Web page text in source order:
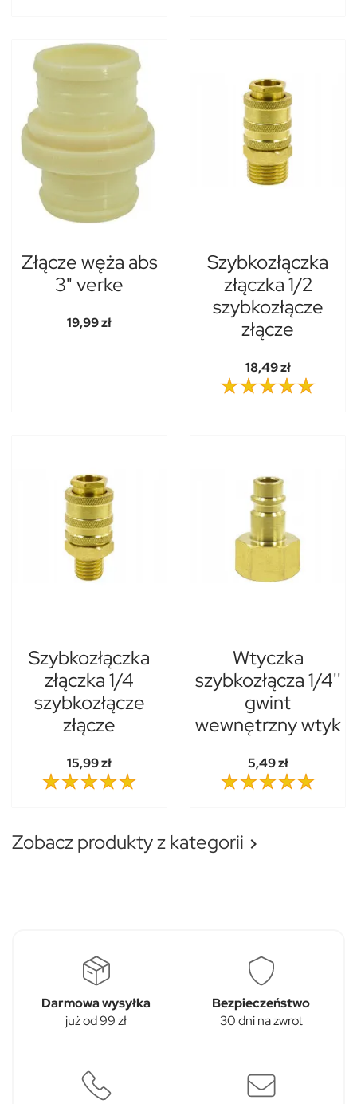
Złącze węża abs
3" verke
19,99 zł
Szybkozłączka
złączka 1/2
szybkozłącze
złącze
18,49 zł
Szybkozłączka
złączka 1/4
szybkozłącze
złącze
15,99 zł
Wtyczka
szybkozłącza 1/4''
gwint
wewnętrzny wtyk
5,49 zł
Zobacz produkty z kategorii 
Darmowa wysyłka
już od 99 zł
Bezpieczeństwo
30 dni na zwrot